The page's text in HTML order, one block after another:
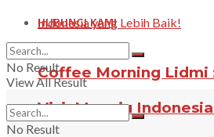
Coffee Morning Lidmi
Visi, Menuju
HUBUNGI KAMI
No Result
View All Result
No Result